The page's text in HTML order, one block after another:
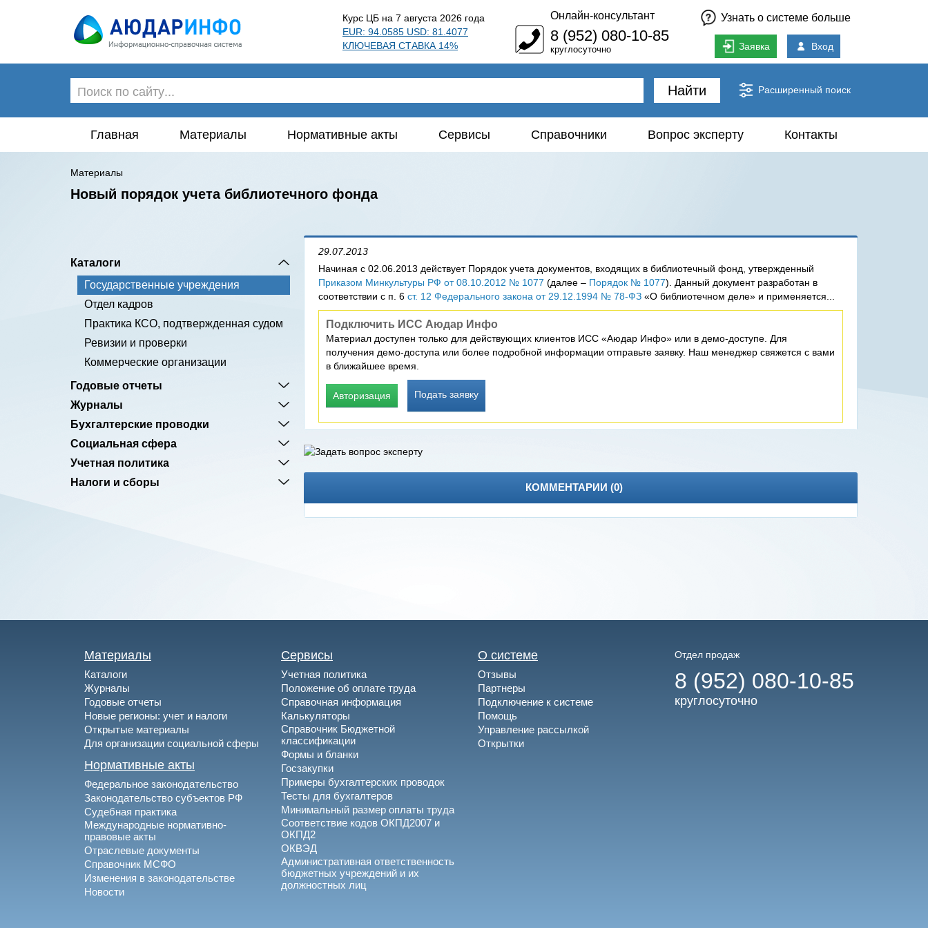
Курс ЦБ на 7 августа 2026 года
EUR: 94.0585 USD: 81.4077
КЛЮЧЕВАЯ СТАВКА 14%
Онлайн-консультант
8 (952) 080-10-85
круглосуточно
Узнать о системе больше
Заявка Вход
Найти Расширенный поиск
Главная Материалы Нормативные акты Сервисы Справочники Вопрос эксперту Контакты
Материалы
Новый порядок учета библиотечного фонда
Каталоги
Государственные учреждения
Отдел кадров
Практика КСО, подтвержденная судом
Ревизии и проверки
Коммерческие организации
Годовые отчеты
Журналы
Бухгалтерские проводки
Социальная сфера
Учетная политика
Налоги и сборы
29.07.2013
Начиная с 02.06.2013 действует Порядок учета документов, входящих в библиотечный фонд, утвержденный
Приказом Минкультуры РФ от 08.10.2012 № 1077 (далее – Порядок № 1077). Данный документ разработан в
соответствии с п. 6 ст. 12 Федерального закона от 29.12.1994 № 78-ФЗ «О библиотечном деле» и применяется...
Подключить ИСС Аюдар Инфо
Материал доступен только для действующих клиентов ИСС «Аюдар Инфо» или в демо-доступе. Для
получения демо-доступа или более подробной информации отправьте заявку. Наш менеджер свяжется с вами
в ближайшее время.
Авторизация Подать заявку
КОММЕНТАРИИ (0)
Материалы
Каталоги
Журналы
Годовые отчеты
Новые регионы: учет и налоги
Открытые материалы
Для организации социальной сферы
Нормативные акты
Федеральное законодательство
Законодательство субъектов РФ
Судебная практика
Международные нормативно-
правовые акты
Отраслевые документы
Справочник МСФО
Изменения в законодательстве
Новости
Сервисы
Учетная политика
Положение об оплате труда
Справочная информация
Калькуляторы
Справочник Бюджетной
классификации
Формы и бланки
Госзакупки
Примеры бухгалтерских проводок
Тесты для бухгалтеров
Минимальный размер оплаты труда
Соответствие кодов ОКПД2007 и
ОКПД2
ОКВЭД
Административная ответственность
бюджетных учреждений и их
должностных лиц
О системе
Отзывы
Партнеры
Подключение к системе
Помощь
Управление рассылкой
Открытки
Отдел продаж
8 (952) 080-10-85
круглосуточно